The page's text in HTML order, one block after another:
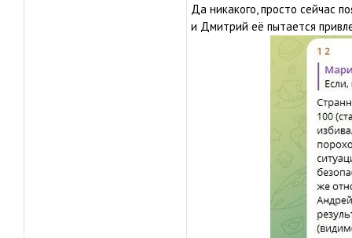
Да никакого, просто сейчас
и Дмитрий её пытается